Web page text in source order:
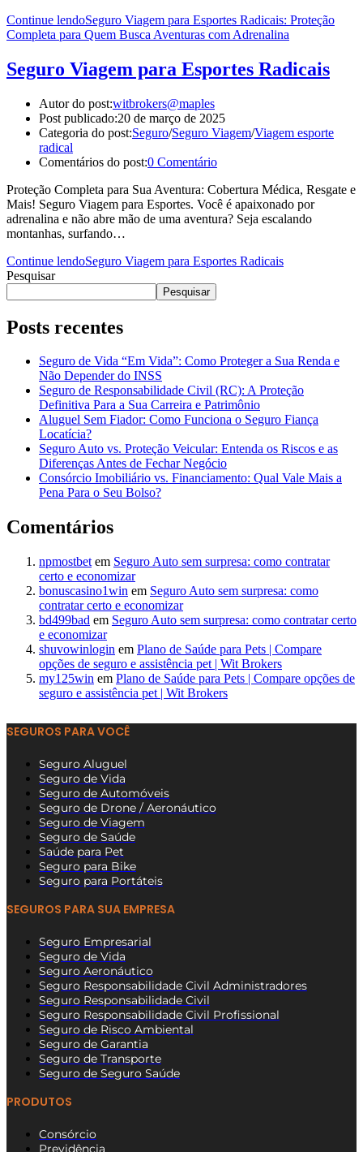
Continue lendoSeguro Viagem para Esportes Radicais: Proteção
Completa para Quem Busca Aventuras com Adrenalina
Seguro Viagem para Esportes Radicais
Autor do post:witbrokers@maples
Post publicado:20 de março de 2025
Categoria do post:Seguro/Seguro Viagem/Viagem esporte
radical
Comentários do post:0 Comentário
Proteção Completa para Sua Aventura: Cobertura Médica, Resgate e
Mais! Seguro Viagem para Esportes. Você é apaixonado por
adrenalina e não abre mão de uma aventura? Seja escalando
montanhas, surfando…
Continue lendoSeguro Viagem para Esportes Radicais
Pesquisar
Pesquisar
Posts recentes
Seguro de Vida “Em Vida”: Como Proteger a Sua Renda e
Não Depender do INSS
Seguro de Responsabilidade Civil (RC): A Proteção
Definitiva Para a Sua Carreira e Patrimônio
Aluguel Sem Fiador: Como Funciona o Seguro Fiança
Locatícia?
Seguro Auto vs. Proteção Veicular: Entenda os Riscos e as
Diferenças Antes de Fechar Negócio
Consórcio Imobiliário vs. Financiamento: Qual Vale Mais a
Pena Para o Seu Bolso?
Comentários
npmostbet em Seguro Auto sem surpresa: como contratar
certo e economizar
bonuscasino1win em Seguro Auto sem surpresa: como
contratar certo e economizar
bd499bad em Seguro Auto sem surpresa: como contratar certo
e economizar
shuvowinlogin em Plano de Saúde para Pets | Compare
opções de seguro e assistência pet | Wit Brokers
my125win em Plano de Saúde para Pets | Compare opções de
seguro e assistência pet | Wit Brokers
SEGUROS PARA VOCÊ
Seguro Aluguel
Seguro de Vida
Seguro de Automóveis
Seguro de Drone / Aeronáutico
Seguro de Viagem
Seguro de Saúde
Saúde para Pet
Seguro para Bike
Seguro para Portáteis
SEGUROS PARA SUA EMPRESA
Seguro Empresarial
Seguro de Vida
Seguro Aeronáutico
Seguro Responsabilidade Civil Administradores
Seguro Responsabilidade Civil
Seguro Responsabilidade Civil Profissional
Seguro de Risco Ambiental
Seguro de Garantia
Seguro de Transporte
Seguro de Seguro Saúde
PRODUTOS
Consórcio
Previdência